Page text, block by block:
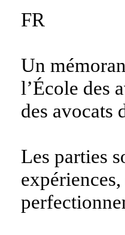
FR
Un
l’École des
des avocats
Les parties